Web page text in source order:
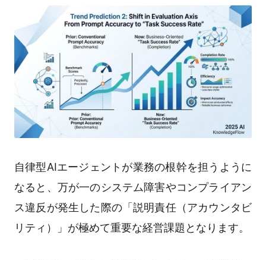
自律型AIエージェントが業務の根幹を担うように
なると、万が一のシステム障害やコンプライアン
ス違反が発生した際の「説明責任（アカウンタビ
リティ）」が極めて重要な経営課題となります。